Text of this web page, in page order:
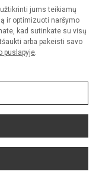
jums teikiamų
ir optimizuoti naršymo
kad sutinkate su visų
arba pakeisti savo
puslapyje.
sutikimo griežtai
valdymas